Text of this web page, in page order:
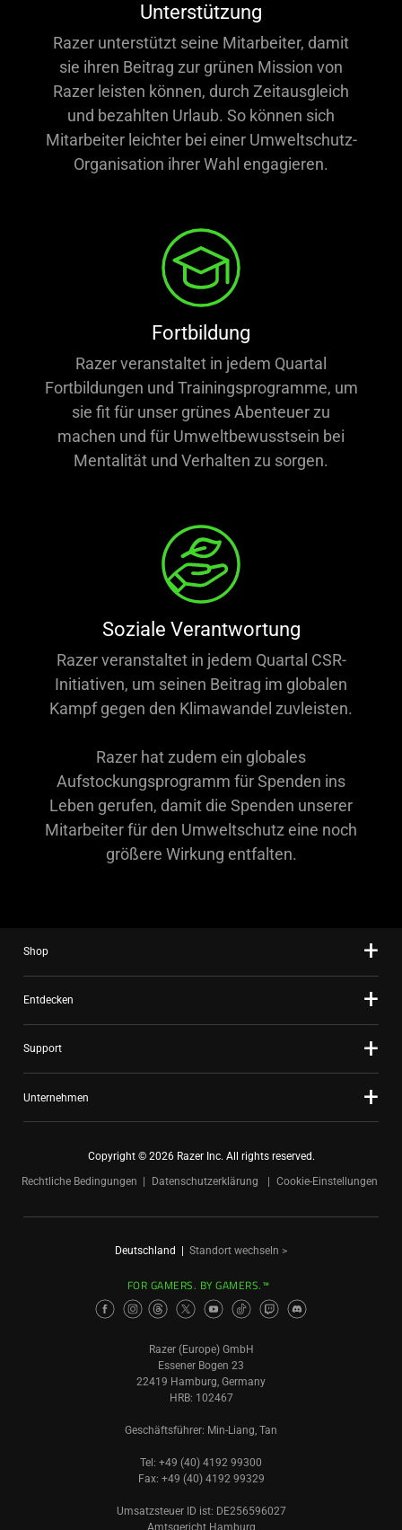
Unterstützung
Razer unterstützt seine Mitarbeiter, damit
sie ihren Beitrag zur grünen Mission von
Razer leisten können, durch Zeitausgleich
und bezahlten Urlaub. So können sich
Mitarbeiter leichter bei einer Umweltschutz-
Organisation ihrer Wahl engagieren.
Fortbildung
Razer veranstaltet in jedem Quartal
Fortbildungen und Trainingsprogramme, um
sie fit für unser grünes Abenteuer zu
machen und für Umweltbewusstsein bei
Mentalität und Verhalten zu sorgen.
Soziale Verantwortung
Razer veranstaltet in jedem Quartal CSR-
Initiativen, um seinen Beitrag im globalen
Kampf gegen den Klimawandel zuvleisten.
Razer hat zudem ein globales
Aufstockungsprogramm für Spenden ins
Leben gerufen, damit die Spenden unserer
Mitarbeiter für den Umweltschutz eine noch
größere Wirkung entfalten.
Shop
Entdecken
Support
Unternehmen
Copyright © 2026 Razer Inc. All rights reserved.
Rechtliche Bedingungen
Datenschutzerklärung Cookie-Einstellungen
Deutschland Standort wechseln >
FOR GAMERS. BY GAMERS.™
Razer (Europe) GmbH
Essener Bogen 23
22419 Hamburg, Germany
HRB: 102467
Geschäftsführer: Min-Liang, Tan
Tel: +49 (40) 4192 99300
Fax: +49 (40) 4192 99329
Umsatzsteuer ID ist: DE256596027
Amtsgericht Hamburg